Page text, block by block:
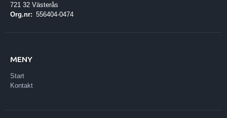
721 32 Västerås
Org.nr: 556404-0474
MENY
Start
Kontakt